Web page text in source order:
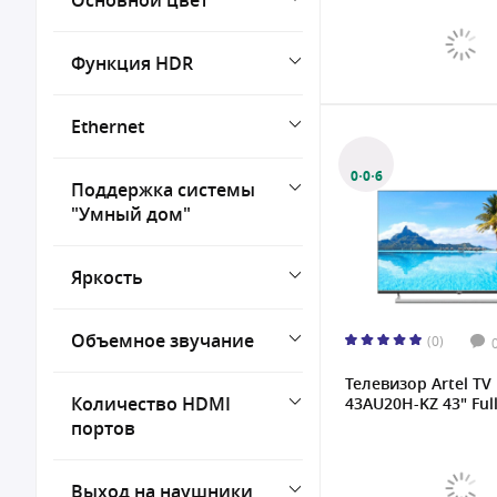
Функция HDR
Ethernet
Поддержка системы
"Умный дом"
Яркость
Объемное звучание
Количество HDMI
портов
Выход на наушники
0·0·6
(0)
Телевизор Artel TV
43AU20H-KZ 43"